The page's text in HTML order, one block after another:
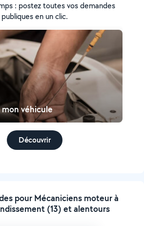
: postez toutes vos demandes
publiques en un clic.
véhicule
Découvrir
pour Mécaniciens moteur à
(13) et alentours